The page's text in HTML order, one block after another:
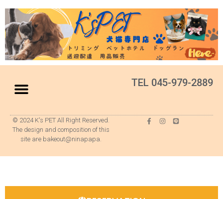
TEL 045-979-2889
© 2024 K's PET All Right Reserved.
The design and composition of this
site are bakeout@ninapapa.